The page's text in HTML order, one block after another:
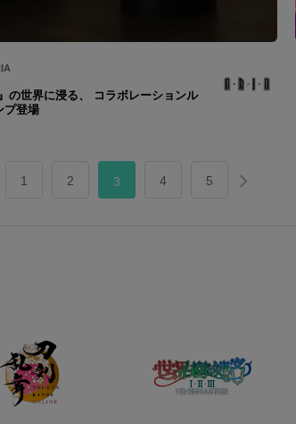
の世界に浸る、 コラボレーションル
プ登場
1 2 3 4 5